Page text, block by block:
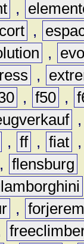
,
,
,
,
, f50 ,
, ff , fiat
, flensburg
,